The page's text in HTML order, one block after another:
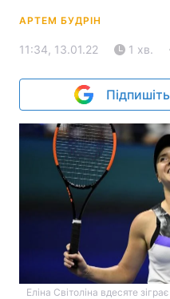
АРТЕМ БУДРІН
11:34, 13.01.22 1 хв.
Еліна Світоліна вдесяте